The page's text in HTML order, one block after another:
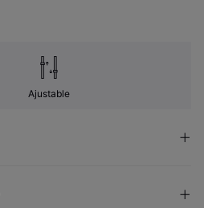
Ajustable